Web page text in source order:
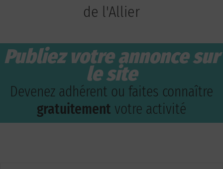
de l'Allier
Publiez votre annonce sur
le site
Devenez adhérent ou faites connaître
gratuitement votre activité